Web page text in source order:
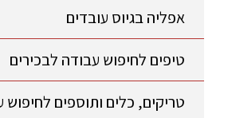
אפליה בגיוס עובדים
טיפים לחיפוש עבודה לבכירים
טריקים, כלים ותוספים לחיפוש